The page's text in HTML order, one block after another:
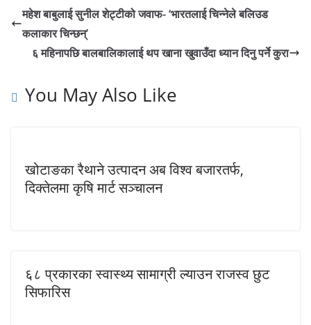
महेश बाबुलाई सुनील शेट्टीको जवाफ- ‘भारतलाई चिन्नेले बलिउड
कलाकार चिन्छन्’
६ महिनापछि बालबालिकालाई थप खाना खुवाउँदा ध्यान दिनु पर्ने कुरा
You May Also Like
खोटाङका रैथाने उत्पादन अब विश्व बजारतर्फ,
दिक्तेलमा कृषि मार्ट सञ्चालन
६८ प्रकारका स्वास्थ्य सामाग्री ल्याउन राजस्व छुट
सिफारिस